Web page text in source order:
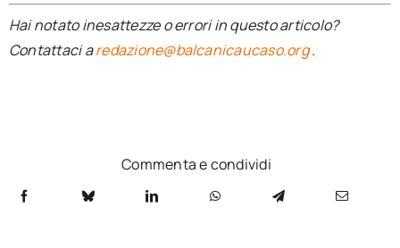
Hai notato inesattezze o errori in questo articolo?
Contattaci aredazione@balcanicaucaso.org.
Commenta e condividi